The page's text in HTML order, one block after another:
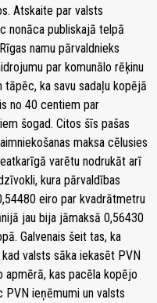
Atskaite par valsts
nonāca publiskajā telpā
namu pārvaldnieks
par komunālo rēķinu
ka savu sadaļu kopējā
no 40 centiem par
šogad. Citos šīs pašas
maksa cēlusies
varētu nodrukāt arī
kura pārvaldības
eiro par kvadrātmetru
jau bija jāmaksā 0,56430
Galvenais šeit tas, ka
valsts sāka iekasēt PVN
apmērā, kas pacēla kopējo
ieņēmumi un valsts